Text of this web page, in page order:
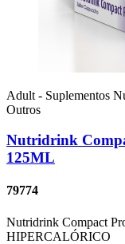
Adult - Suplementos
Outros
Nutridrink
125ML
79774
Nutridrink Compact
HIPERCALÓRICO